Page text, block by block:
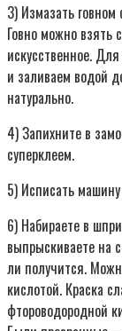
3) Измазать
Говно можно взять
искусственное.
и заливаем водой
натурально.
4) Запихните в
суперклеем.
5) Исписать
6) Набираете в
выпрыскиваете на
ли получится.
кислотой. Краска
фтороводородной